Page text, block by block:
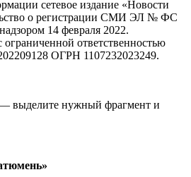
сетевое издание «Новости
о регистрации СМИ ЭЛ № ФС
14 февраля 2022.
ответственностью
ОГРН 1107232023249.
выделите нужный фрагмент и